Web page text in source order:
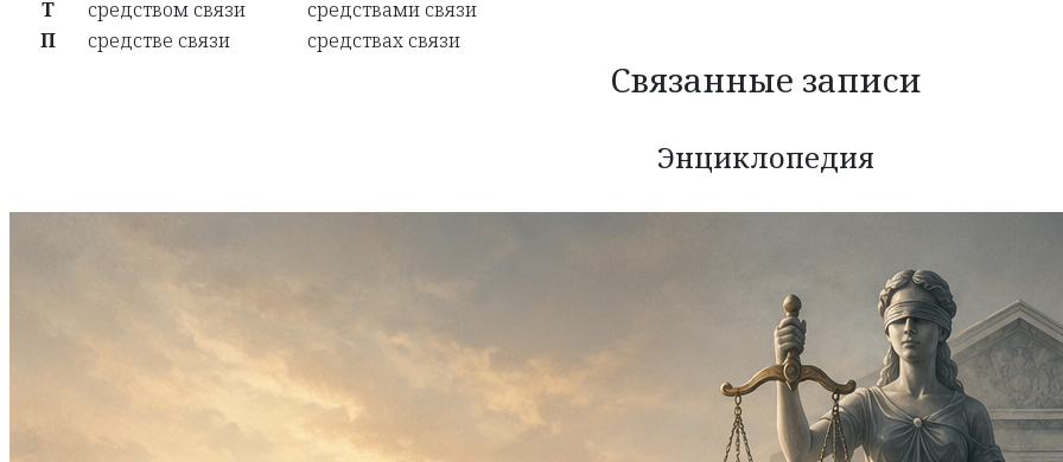
Т
средством связи
средствами связи
П
средстве связи средствах связи
Связанные записи
Энциклопедия